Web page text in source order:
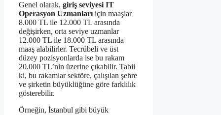
Genel olarak, giriş seviyesi IT
Operasyon Uzmanları için maaşlar
8.000 TL ile 12.000 TL arasında
değişirken, orta seviye uzmanlar
12.000 TL ile 18.000 TL arasında
maaş alabilirler. Tecrübeli ve üst
düzey pozisyonlarda ise bu rakam
20.000 TL’nin üzerine çıkabilir. Tabii
ki, bu rakamlar sektöre, çalışılan şehre
ve şirketin büyüklüğüne göre farklılık
gösterebilir.
Örneğin, İstanbul gibi büyük